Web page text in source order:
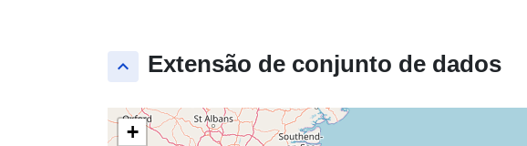
keyboard_arrow_up Extensão de conjunto de dados
+